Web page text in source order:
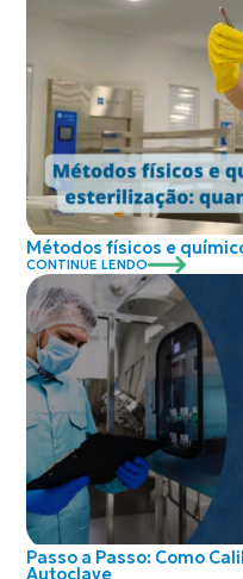
Métodos físicos e
CONTINUE LENDO
Passo a Passo: Como
Autoclave